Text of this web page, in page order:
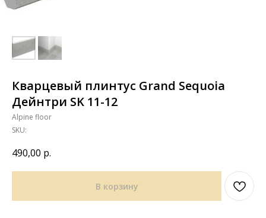
Кварцевый плинтус Grand Sequoia
Дейнтри SK 11-12
Alpine floor
SKU:
490,00 р.
В корзину